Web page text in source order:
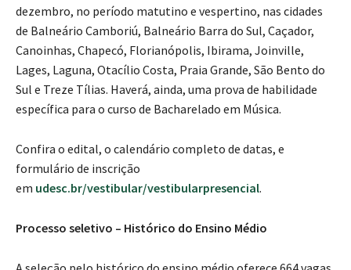
dezembro, no período matutino e vespertino, nas cidades
de Balneário Camboriú, Balneário Barra do Sul, Caçador,
Canoinhas, Chapecó, Florianópolis, Ibirama, Joinville,
Lages, Laguna, Otacílio Costa, Praia Grande, São Bento do
Sul e Treze Tílias. Haverá, ainda, uma prova de habilidade
específica para o curso de Bacharelado em Música.
Confira o edital, o calendário completo de datas, e
formulário de inscrição
em udesc.br/vestibular/vestibularpresencial.
Processo seletivo – Histórico do Ensino Médio